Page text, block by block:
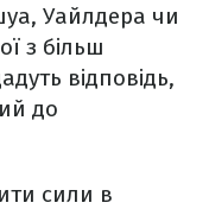
Уайлдера чи
з більш
відповідь,
до
сили в